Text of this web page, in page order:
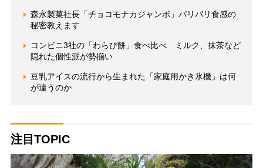
森永製菓社長「チョコモナカジャンボ」パリパリ食感の
秘密教えます
コンビニ3社の「わらび餅」食べ比べ ミルク、抹茶など
隠れた個性派が勢揃い
豆乳アイスの流行から生まれた「家庭用かき氷機」は何
が違うのか
注目TOPIC